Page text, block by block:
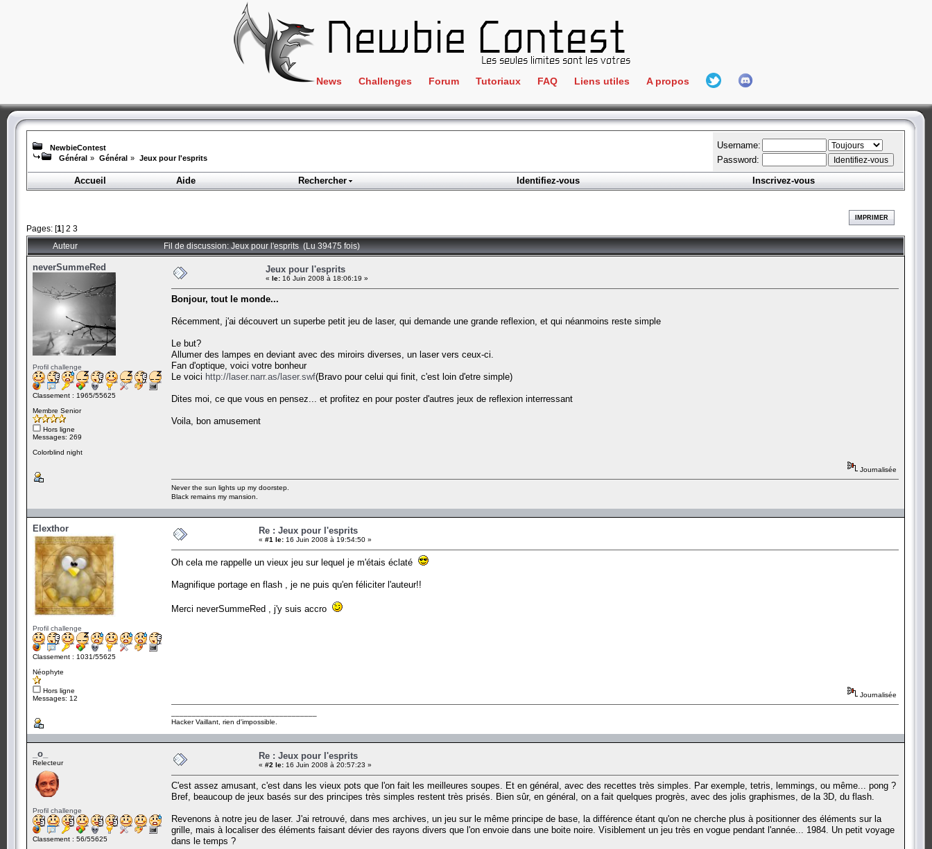
News Challenges
Crackme
ClientSide
Forensics
Programmation
Wargame
Forum Tutoriaux FAQ Liens utiles
IRC
Newbie Connect
Partenaires
Goodies
L'incubateur
A propos
L'équipe
Hall Of Fame
NewbieContest
Général » Général » Jeux pour l'esprits
Username:
Password:
Accueil
Aide Rechercher Identifiez-vous Inscrivez-vous
Pages: [1] 2 3
IMPRIMER
Auteur Fil de discussion: Jeux pour l'esprits (Lu 39475 fois)
neverSummeRed
Profil challenge
Classement : 1965/55625
Membre Senior
Hors ligne
Messages: 269
Colorblind night
Jeux pour l'esprits
« le: 16 Juin 2008 à 18:06:19 »
Bonjour, tout le monde...
Récemment, j'ai découvert un superbe petit jeu de laser, qui demande une grande reflexion, et qui néanmoins reste simple
Le but?
Allumer des lampes en deviant avec des miroirs diverses, un laser vers ceux-ci.
Fan d'optique, voici votre bonheur
Le voici http://laser.narr.as/laser.swf(Bravo pour celui qui finit, c'est loin d'etre simple)
Dites moi, ce que vous en pensez... et profitez en pour poster d'autres jeux de reflexion interressant
Voila, bon amusement
Journalisée
Never the sun lights up my doorstep.
Black remains my mansion.
Elexthor
Profil challenge
Classement : 1031/55625
Néophyte
Hors ligne
Messages: 12
Re : Jeux pour l'esprits
« #1 le: 16 Juin 2008 à 19:54:50 »
Oh cela me rappelle un vieux jeu sur lequel je m'étais éclaté
Magnifique portage en flash , je ne puis qu'en féliciter l'auteur!!
Merci neverSummeRed , j'y suis accro
Journalisée
Hacker Vaillant, rien d'impossible.
_o_
Relecteur
Profil challenge
Classement : 56/55625
Re : Jeux pour l'esprits
« #2 le: 16 Juin 2008 à 20:57:23 »
C'est assez amusant, c'est dans les vieux pots que l'on fait les meilleures soupes. Et en général, avec des recettes très simples. Par exemple, tetris, lemmings, ou même... pong ?
Bref, beaucoup de jeux basés sur des principes très simples restent très prisés. Bien sûr, en général, on a fait quelques progrès, avec des jolis graphismes, de la 3D, du flash.
Revenons à notre jeu de laser. J'ai retrouvé, dans mes archives, un jeu sur le même principe de base, la différence étant qu'on ne cherche plus à positionner des éléments sur la
grille, mais à localiser des éléments faisant dévier des rayons divers que l'on envoie dans une boite noire. Visiblement un jeu très en vogue pendant l'année... 1984. Un petit voyage
dans le temps ?